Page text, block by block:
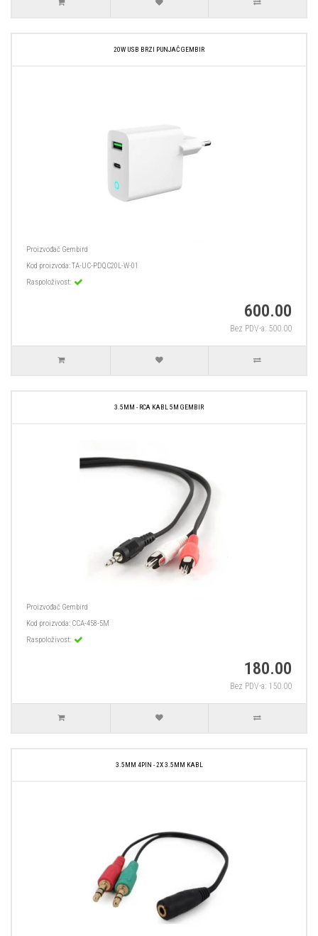
20W USB BRZI PUNJAČ GEMBIR
Proizvođač Gembird
Kod proizvoda:TA-UC-PDQC20L-W-01
Raspoloživost:
600.00
Bez PDV-a: 500.00
3.5MM - RCA KABL 5M GEMBIR
Proizvođač Gembird
Kod proizvoda: CCA-458-5M
Raspoloživost:
180.00
Bez PDV-a: 150.00
3.5MM 4PIN - 2X 3.5MM KABL